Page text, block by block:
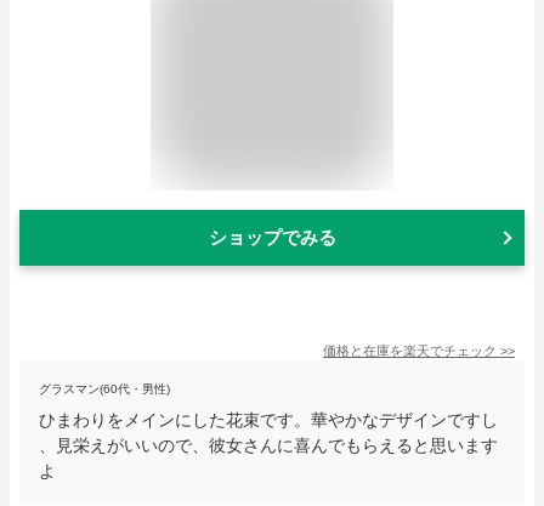
ショップでみる
価格と在庫を楽天でチェック >>
グラスマン(60代・男性)
ひまわりをメインにした花束です。華やかなデザインですし
、見栄えがいいので、彼女さんに喜んでもらえると思います
よ